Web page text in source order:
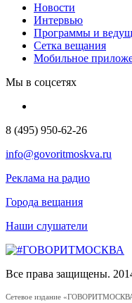
Новости
Интервью
Программы и
Сетка вещания
Мобильное
Мы в соцсетях
8 (495) 950-62-26
info@govoritmoskva.ru
Реклама на радио
Города вещания
Наши слушатели
Все права защищены.
Сетевое издание